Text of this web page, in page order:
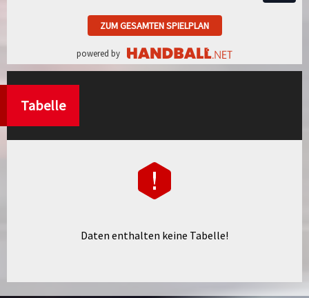
ZUM GESAMTEN SPIELPLAN
powered by
Tabelle
Daten enthalten keine Tabelle!